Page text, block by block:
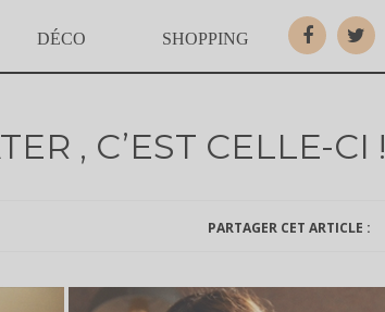
DÉCO SHOPPING
, C’EST CELLE-CI !
PARTAGER CET ARTICLE :